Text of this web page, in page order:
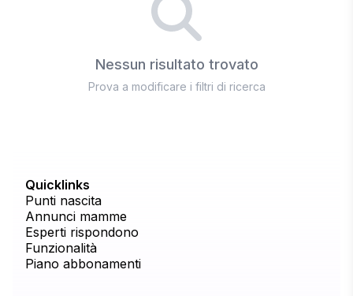
Nessun risultato trovato
Prova a modificare i filtri di ricerca
Quicklinks
Punti nascita
Annunci mamme
Esperti rispondono
Funzionalità
Piano abbonamenti